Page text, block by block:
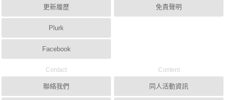
更新履歷
Plurk
Facebook
免責聲明
Contact
聯絡我們
Content
同人活動資訊